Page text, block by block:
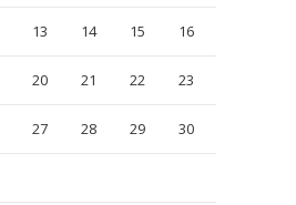
13 14 15 16
20 21 22 23
27 28 29 30